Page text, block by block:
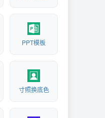
PPT模板
寸照换底色